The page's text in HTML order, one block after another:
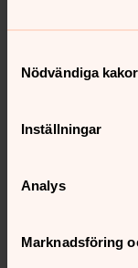
Nödvändiga kakor
Inställningar
Analys
Marknadsföring
Synpunkter
innehåll?